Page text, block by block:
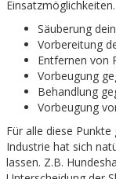
Säuberung
Vorbereitung
Entfernen von
Vorbeugung
Behandlung
Vorbeugung
Für alle diese
Industrie hat sich
lassen. Z.B.